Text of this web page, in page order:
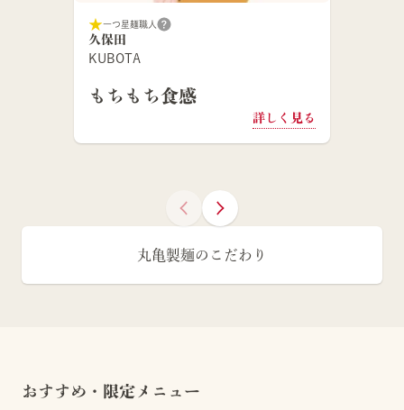
一つ星麺職人
久保田
KUBOTA
もちもち食感
詳しく見る
丸亀製麺のこだわり
おすすめ・限定メニュー